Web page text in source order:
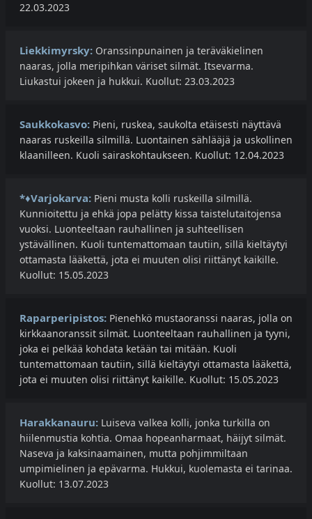
22.03.2023
Liekkimyrsky: Oranssinpunainen ja teräväkielinen
naaras, jolla meripihkan väriset silmät. Itsevarma.
Liukastui jokeen ja hukkui. Kuollut: 23.03.2023
Saukkokasvo: Pieni, ruskea, saukolta etäisesti näyttävä
naaras ruskeilla silmillä. Luontainen sählääjä ja uskollinen
klaanilleen. Kuoli sairaskohtaukseen. Kuollut: 12.04.2023
*♦Varjokarva: Pieni musta kolli ruskeilla silmillä.
Kunnioitettu ja ehkä jopa pelätty kissa taistelutaitojensa
vuoksi. Luonteeltaan rauhallinen ja suhteellisen
ystävällinen. Kuoli tuntemattomaan tautiin, sillä kieltäytyi
ottamasta lääkettä, jota ei muuten olisi riittänyt kaikille.
Kuollut: 15.05.2023
Raparperipistos: ​Pienehkö mustaoranssi naaras, jolla on
kirkkaanoranssit silmät. Luonteeltaan rauhallinen ja tyyni,
joka ei pelkää kohdata ketään tai mitään. Kuoli
tuntemattomaan tautiin, sillä kieltäytyi ottamasta lääkettä,
jota ei muuten olisi riittänyt kaikille. Kuollut: 15.05.2023
Harakkanauru: Luiseva valkea kolli, jonka turkilla on
hiilenmustia kohtia. Omaa hopeanharmaat, häijyt silmät.
Naseva ja kaksinaamainen, mutta pohjimmiltaan
umpimielinen ja epävarma. Hukkui, kuolemasta ei tarinaa.
Kuollut: 13.07.2023